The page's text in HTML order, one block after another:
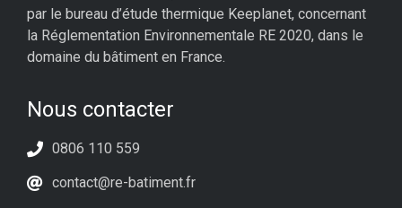
par le bureau d’étude thermique Keeplanet, concernant
la Réglementation Environnementale RE 2020, dans le
domaine du bâtiment en France.
Nous contacter
0806 110 559
contact@re-batiment.fr